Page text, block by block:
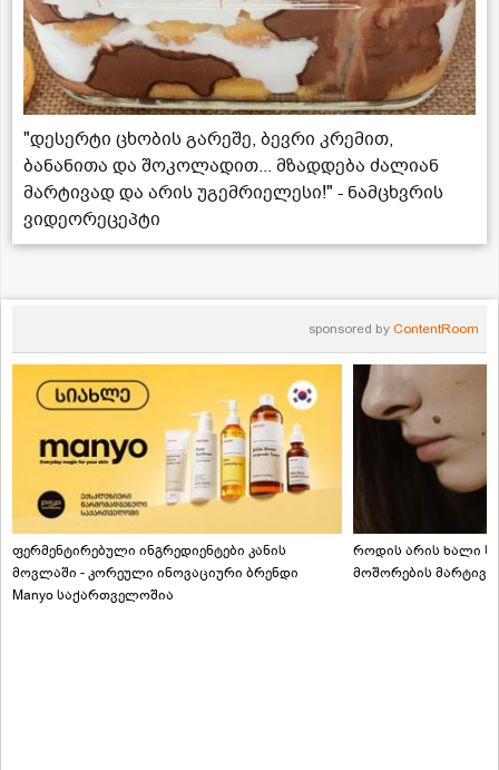
"დესერტი ცხობის გარეშე, ბევრი კრემით,
ბანანითა და შოკოლადით... მზადდება ძალიან
მარტივად და არის უგემრიელესი!" - ნამცხვრის
ვიდეორეცეპტი
sponsored by ContentRoom
ფერმენტირებული ინგრედიენტები კანის
მოვლაში - კორეული ინოვაციური ბრენდი
Manyo საქართველოშია
როდის არის ხალი
მოშორების